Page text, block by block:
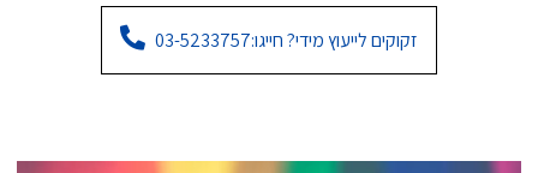
זקוקים לייעוץ מידי? חייגו:03-5233757